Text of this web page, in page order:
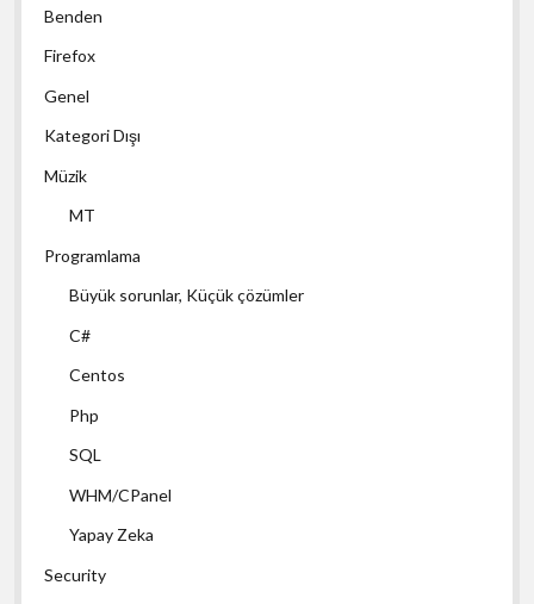
Benden
Firefox
Genel
Kategori Dışı
Müzik
MT
Programlama
Büyük sorunlar, Küçük çözümler
C#
Centos
Php
SQL
WHM/CPanel
Yapay Zeka
Security